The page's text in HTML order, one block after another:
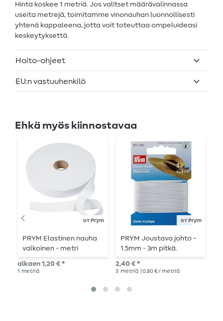
Hinta koskee 1 metriä. Jos valitset määrävalinnassa
useita metrejä, toimitamme vinonauhan luonnollisesti
yhtenä kappaleena, jotta voit toteuttaa ompeluideasi
keskeytyksettä.
Hoito-ohjeet
EU:n vastuuhenkilö
Ehkä myös kiinnostavaa
от Prym
PRYM Elastinen nauha
valkoinen - metri
kerrallaan
alkaen 1,20 € *
1 metriä
от Prym
PRYM Joustava johto -
1.5mm - 3m pitkä.
2,40 € *
3 metriä | 0,80 € / metriä